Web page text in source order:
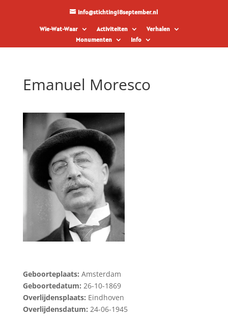
info@stichting18september.nl
Wie-Wat-Waar Activiteiten
Verhalen
Monumenten
Info
Emanuel Moresco
Geboorteplaats: Amsterdam
Geboortedatum: 26-10-1869
Overlijdensplaats: Eindhoven
Overlijdensdatum: 24-06-1945